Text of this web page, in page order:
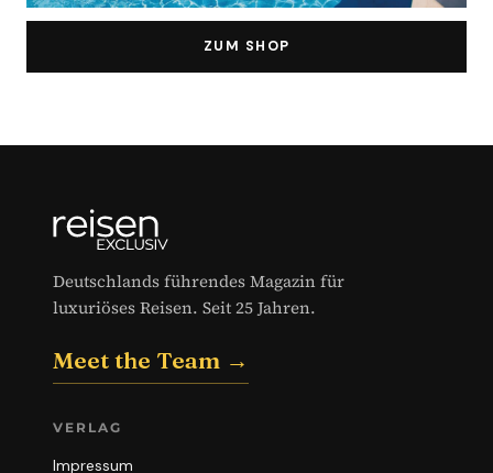
ZUM SHOP
Deutschlands führendes Magazin für
luxuriöses Reisen. Seit 25 Jahren.
Meet the Team →
VERLAG
Impressum